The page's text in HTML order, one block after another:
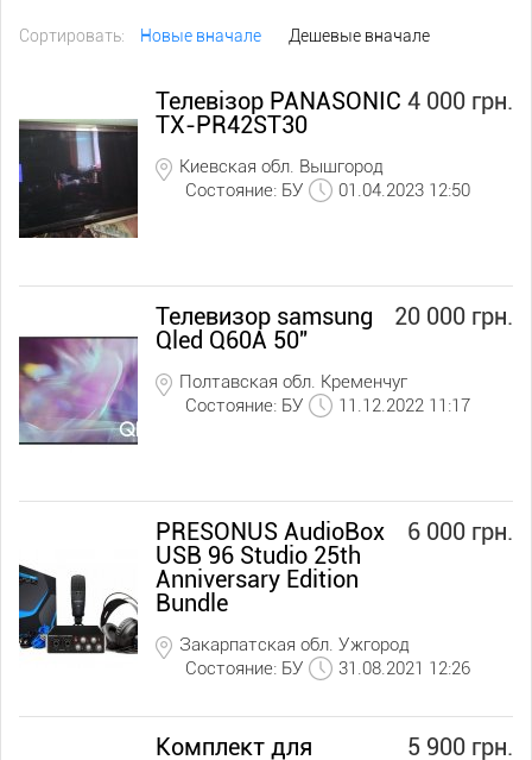
Сортировать: Новые вначале Дешевые вначале
4 000 грн.
Телевізор PANASONIC
TX-PR42ST30
Киевская обл. Вышгород
Состояние: БУ
01.04.2023 12:50
20 000 грн.
Телевизор samsung
Qled Q60A 50"
Полтавская обл. Кременчуг
Состояние: БУ
11.12.2022 11:17
6 000 грн.
PRESONUS AudioBox
USB 96 Studio 25th
Anniversary Edition
Bundle
Закарпатская обл. Ужгород
Состояние: БУ
31.08.2021 12:26
5 900 грн.
Комплект для